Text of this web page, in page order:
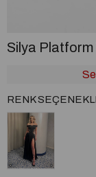
Silya Platform
RENK